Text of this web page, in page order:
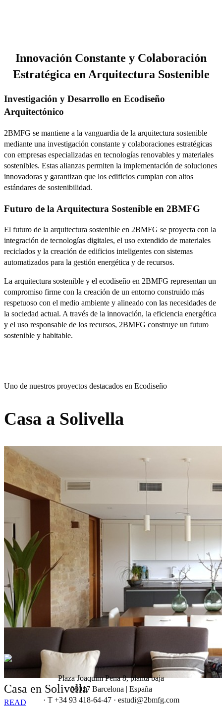
Innovación Constante y Colaboración
Estratégica en Arquitectura Sostenible
Investigación y Desarrollo en Ecodiseño
Arquitectónico
2BMFG se mantiene a la vanguardia de la arquitectura sostenible
mediante una investigación constante y colaboraciones estratégicas
con empresas especializadas en tecnologías renovables y materiales
sostenibles. Estas alianzas permiten la implementación de soluciones
innovadoras y garantizan que los edificios cumplan con altos
estándares de sostenibilidad.
Futuro de la Arquitectura Sostenible en 2BMFG
El futuro de la arquitectura sostenible en 2BMFG se proyecta con la
integración de tecnologías digitales, el uso extendido de materiales
reciclados y la creación de edificios inteligentes con sistemas
automatizados para la gestión energética y de recursos.
La arquitectura sostenible y el ecodiseño en 2BMFG representan un
compromiso firme con la creación de un entorno construido más
respetuoso con el medio ambiente y alineado con las necesidades de
la sociedad actual. A través de la innovación, la eficiencia energética
y el uso responsable de los recursos, 2BMFG construye un futuro
sostenible y habitable.
Uno de nuestros proyectos destacados en Ecodiseño
Casa a Solivella
Casa en Solivella
READ
Plaza Joaquim Pena 8, planta baja
08017 Barcelona | España
· T +34 93 418-64-47 · estudi@2bmfg.com